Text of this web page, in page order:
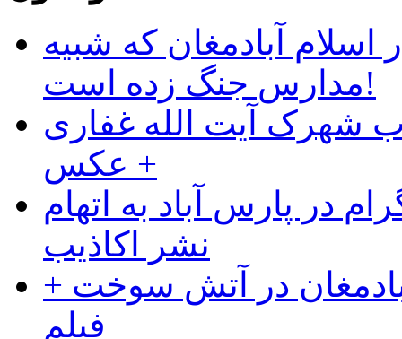
آبادمغان که شبیه
مدارس جنگ زده است!
شهرک آیت الله غفاری
+ عکس
در پارس آباد به اتهام
نشر اکاذیب
در آتش سوخت +
فیلم